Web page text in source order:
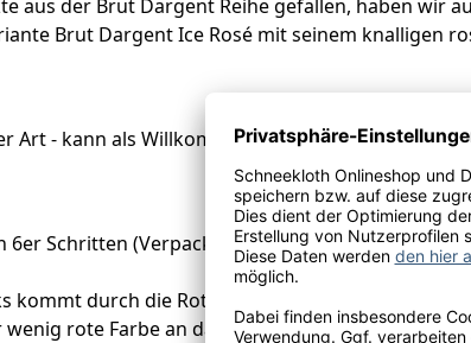
aus der Brut Dargent Reihe gefallen, haben wir
Brut Dargent Ice Rosé mit seinem knalligen
Art - kann als Willkommensgetränk oder als
6er Schritten (Verpackungseinheit) käuflich!!
kommt durch die Rotweintrauben, deren
rote Farbe an das Getränk abgeben kann.